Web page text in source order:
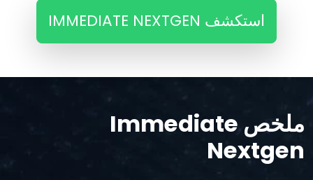
استكشف IMMEDIATE NEXTGEN
ملخص Immediate
Nextgen